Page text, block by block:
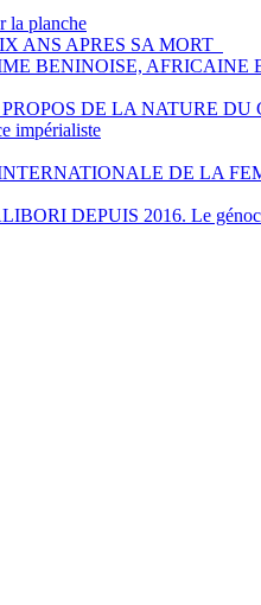
la planche
ANS APRES SA MORT
BENINOISE,
DE LA NATURE
impérialiste
DE LA
DEPUIS 2016. Le